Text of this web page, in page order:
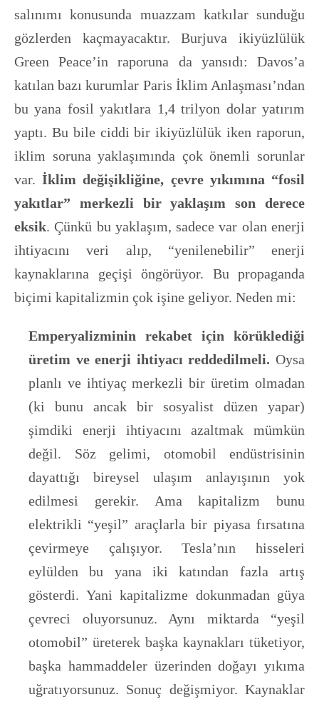
salınımı konusunda muazzam katkılar sunduğu
gözlerden kaçmayacaktır. Burjuva ikiyüzlülük
Green Peace’in raporuna da yansıdı: Davos’a
katılan bazı kurumlar Paris İklim Anlaşması’ndan
bu yana fosil yakıtlara 1,4 trilyon dolar yatırım
yaptı. Bu bile ciddi bir ikiyüzlülük iken raporun,
iklim soruna yaklaşımında çok önemli sorunlar
var.İklim değişikliğine, çevre yıkımına “fosil
yakıtlar” merkezli bir yaklaşım son derece
eksik. Çünkü bu yaklaşım, sadece var olan enerji
ihtiyacını veri alıp, “yenilenebilir” enerji
kaynaklarına geçişi öngörüyor. Bu propaganda
biçimi kapitalizmin çok işine geliyor. Neden mi:
Emperyalizminin rekabet için körüklediği
üretim ve enerji ihtiyacı reddedilmeli. Oysa
planlı ve ihtiyaç merkezli bir üretim olmadan
(ki bunu ancak bir sosyalist düzen yapar)
şimdiki enerji ihtiyacını azaltmak mümkün
değil. Söz gelimi, otomobil endüstrisinin
dayattığı bireysel ulaşım anlayışının yok
edilmesi gerekir. Ama kapitalizm bunu
elektrikli “yeşil” araçlarla bir piyasa fırsatına
çevirmeye çalışıyor. Tesla’nın hisseleri
eylülden bu yana iki katından fazla artış
gösterdi. Yani kapitalizme dokunmadan güya
çevreci oluyorsunuz. Aynı miktarda “yeşil
otomobil” üreterek başka kaynakları tüketiyor,
başka hammaddeler üzerinden doğayı yıkıma
uğratıyorsunuz. Sonuç değişmiyor. Kaynaklar